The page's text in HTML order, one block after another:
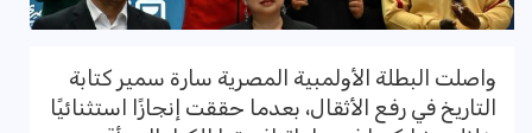
واصلت البطلة الأولمبية المصرية سارة سمير كتابة
التاريخ في رفع الأثقال، بعدما حققت إنجازًا استثنائيًا